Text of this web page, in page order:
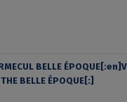
BELLE
BELLE ÉPOQUE[:]